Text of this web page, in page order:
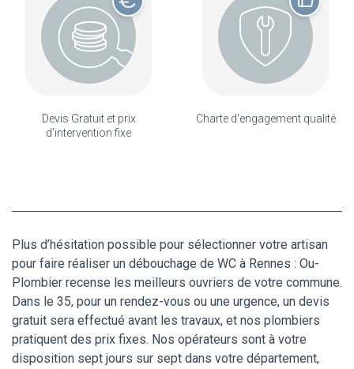
Devis Gratuit et prix
d'intervention fixe
Charte d'engagement qualité
Plus d’hésitation possible pour sélectionner votre artisan
pour faire réaliser un débouchage de WC à Rennes : Ou-
Plombier recense les meilleurs ouvriers de votre commune.
Dans le 35, pour un rendez-vous ou une urgence, un devis
gratuit sera effectué avant les travaux, et nos plombiers
pratiquent des prix fixes. Nos opérateurs sont à votre
disposition sept jours sur sept dans votre département,